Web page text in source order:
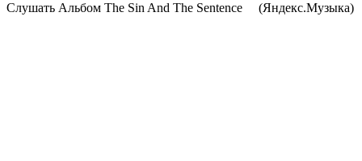
Cлушать Альбом The Sin And The Sentence
(Яндекс.Музыка)